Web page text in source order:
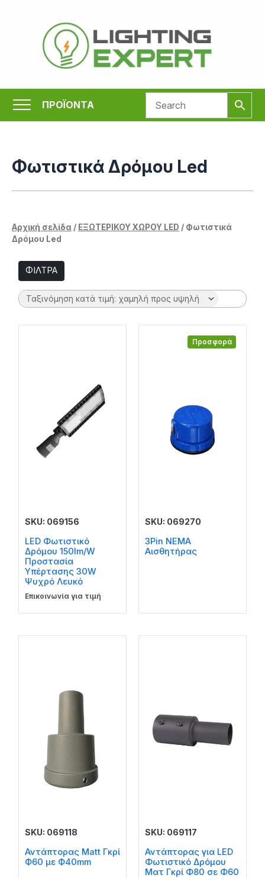
περιεχόμενο
ΠΡΟΪΟΝΤΑ
Φωτιστικά Δρόμου Led
Αρχική σελίδα / ΕΞΩΤΕΡΙΚΟΥ ΧΩΡΟΥ LED / Φωτιστικά
Δρόμου Led
ΦΙΛΤΡΑ
SKU: 069156
LED Φωτιστικό
Δρόμου 150lm/W
Προστασία
Υπέρτασης 30W
Ψυχρό Λευκό
Επικοινωνία για τιμή
Προσφορά
SKU: 069270
3Pin NEMA
Αισθητήρας
SKU: 069118
Αντάπτορας Matt Γκρί
Ф60 με Ф40mm
SKU: 069117
Αντάπτορας για LED
Φωτιστικό Δρόμου
Ματ Γκρί Φ80 σε Φ60